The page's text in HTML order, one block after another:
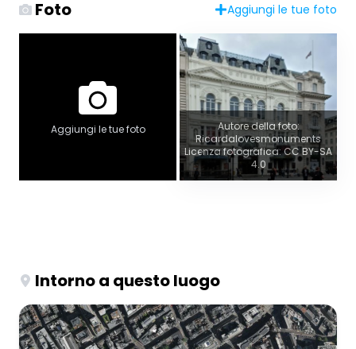
Foto Aggiungi le tue foto
Aggiungi le tue foto
Autore della foto:
Ricardalovesmonuments
Licenza fotografica: CC BY-SA
4.0
Intorno a questo luogo